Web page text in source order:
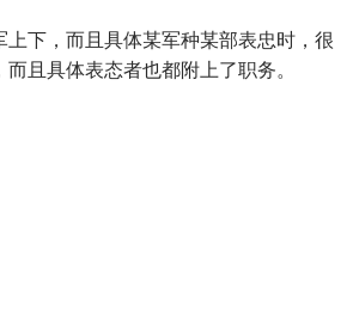
上下，而且具体某军种某部表忠时，很
且具体表态者也都附上了职务。